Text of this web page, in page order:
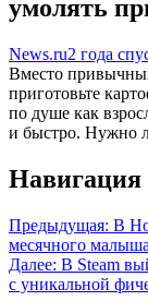
умолять
News.ru2 года
Вместо
приготовьте
по душе как
и быстро. Нужно
Навигация
Предыдущая: В
месячного
Далее: В Steam
с уникальной